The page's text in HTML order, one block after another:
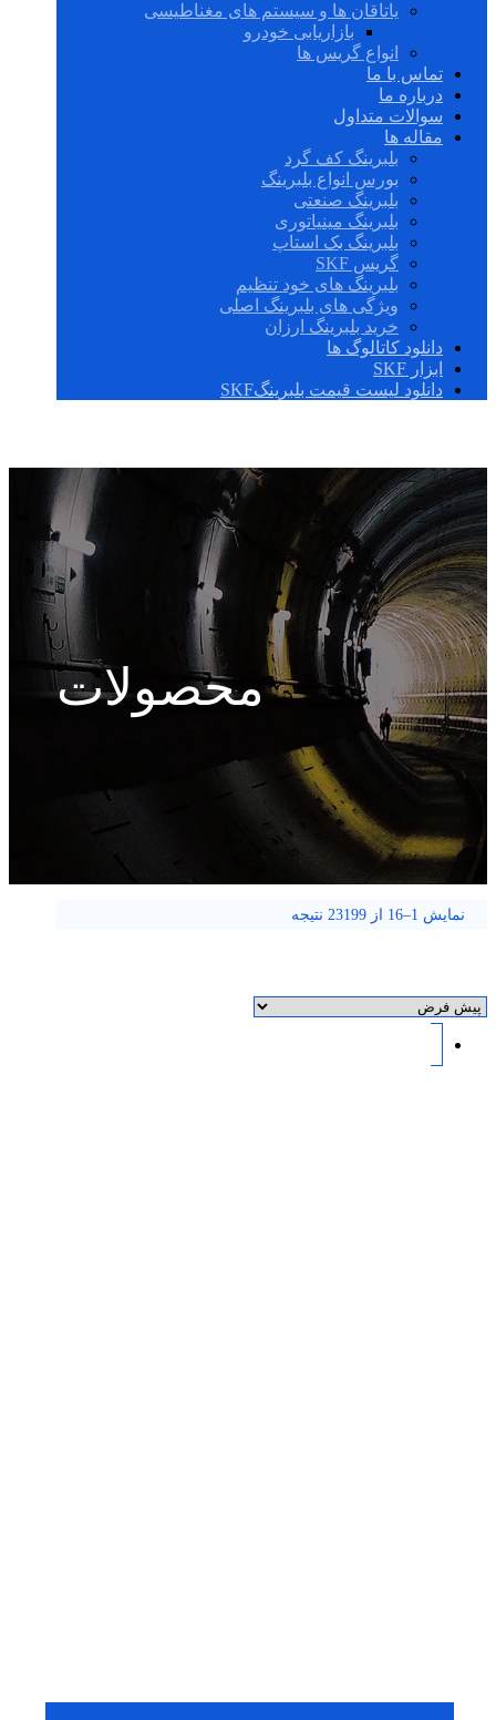
یاتاقان ها و سیستم های مغناطیسی
بازاریابی خودرو
انواع گریس ها
تماس با ما
درباره ما
سوالات متداول
مقاله ها
بلبرینگ کف گرد
بورس انواع بلبرینگ
بلبرینگ صنعتی
بلبرینگ مینیاتوری
بلبرینگ بک استاپ
گریس SKF
بلبرینگ های خود تنظیم
ویژگی های بلبرینگ اصلی
خرید بلبرینگ ارزان
دانلود کاتالوگ ها
ابزار SKF
دانلود لیست قیمت بلبرینگSKF
محصولات
نمایش 1–16 از 23199 نتیجه